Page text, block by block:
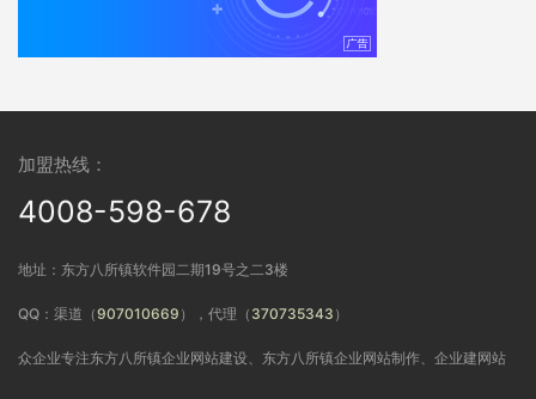
加盟热线：
4008-598-678
地址：东方八所镇软件园二期19号之二3楼
QQ：渠道（907010669 ），代理（ 370735343 ）
众企业专注东方八所镇企业网站建设、东方八所镇企业网站制作、企业建网站